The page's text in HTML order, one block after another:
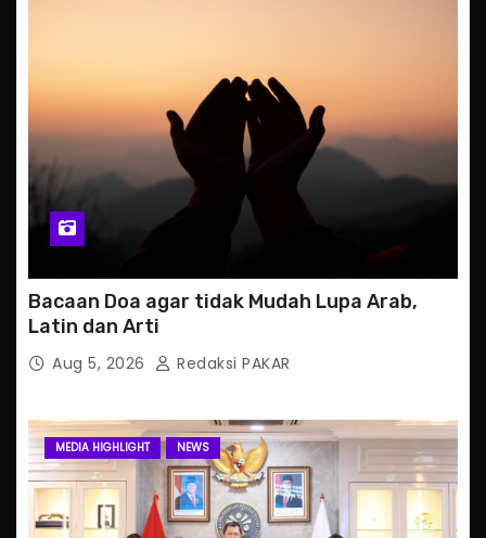
Bacaan Doa agar tidak Mudah Lupa Arab,
Latin dan Arti
Aug 5, 2026 Redaksi PAKAR
MEDIA HIGHLIGHT NEWS